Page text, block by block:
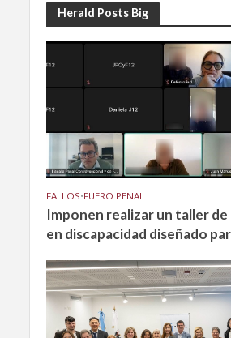
Herald Posts Big
FALLOS•FUERO PENAL
Imponen realizar un taller
en discapacidad diseñado